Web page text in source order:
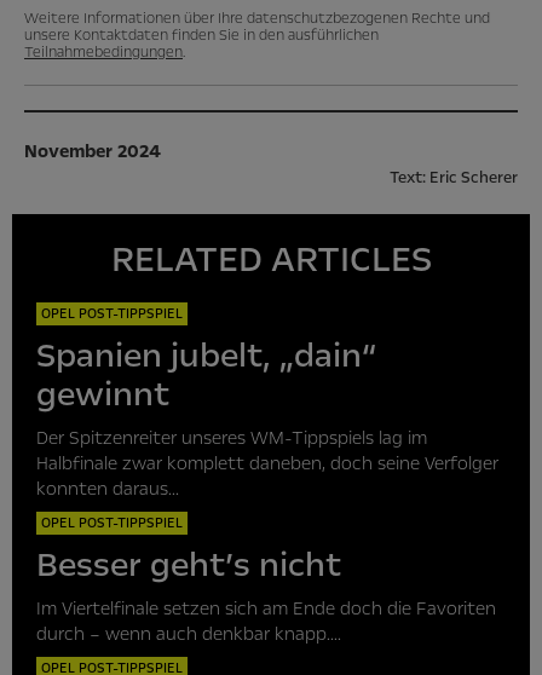
Weitere Informationen über Ihre datenschutzbezogenen Rechte und
unsere Kontaktdaten finden Sie in den ausführlichen
Teilnahmebedingungen.
November 2024
Text: Eric Scherer
RELATED ARTICLES
OPEL POST-TIPPSPIEL
Spanien jubelt, „dain“
gewinnt
Der Spitzenreiter unseres WM-Tippspiels lag im
Halbfinale zwar komplett daneben, doch seine Verfolger
konnten daraus...
OPEL POST-TIPPSPIEL
Besser geht’s nicht
Im Viertelfinale setzen sich am Ende doch die Favoriten
durch – wenn auch denkbar knapp....
OPEL POST-TIPPSPIEL